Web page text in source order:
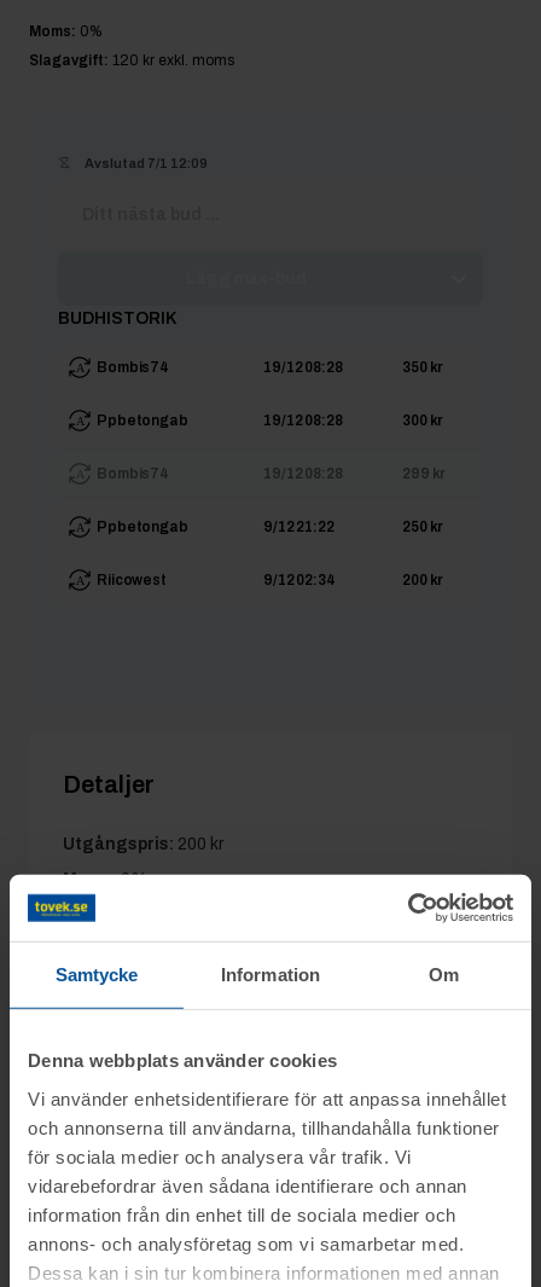
Samtycke Information Om
Denna webbplats använder cookies
Vi använder enhetsidentifierare för att anpassa innehållet
och annonserna till användarna, tillhandahålla funktioner
för sociala medier och analysera vår trafik. Vi
vidarebefordrar även sådana identifierare och annan
information från din enhet till de sociala medier och
annons- och analysföretag som vi samarbetar med.
Dessa kan i sin tur kombinera informationen med annan
Moms: 0%
Slagavgift: 120 kr exkl. moms
Avslutad 7/1 12:09
BUDHISTORIK
Bombis74 19/12 08:28 350 kr
Ppbetongab 19/12 08:28 300 kr
Bombis74 19/12 08:28 299 kr
Ppbetongab 9/12 21:22 250 kr
Riicowest 9/12 02:34 200 kr
Detaljer
Utgångspris: 200 kr
Moms: 0%
Slagavgift:
På uppdrag av Konkursförvaltare Niklas
Sigesgård, Amber Advokater i Hässleholm,
säljs fordon från konkursboet efter Osby
Mobil Service samt Maqs Advokatbyrå låter
försälja delar av Pamek VVS AB, m.fl.
Frågor
Lars tel.nr: 0708-496611
Visning